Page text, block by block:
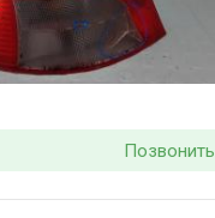
Позвонить